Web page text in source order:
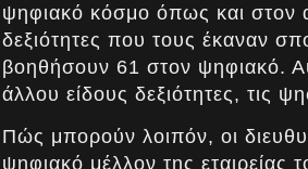
ψηφιακό κόσμο όπως και στον
δεξιότητες που τους έκαναν
βοηθήσουν 61 στον ψηφιακό.
άλλου είδους δεξιότητες, τις
Πώς μπορούν λοιπόν, οι
ψηφιακό μέλλον της εταιρείας